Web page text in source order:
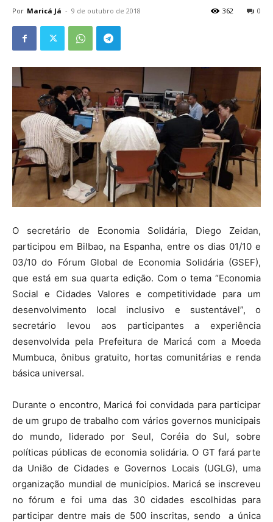
Por Maricá Já - 9 de outubro de 2018 0
362
O secretário de Economia Solidária, Diego Zeidan,
participou em Bilbao, na Espanha, entre os dias 01/10 e
03/10 do Fórum Global de Economia Solidária (GSEF),
que está em sua quarta edição. Com o tema “Economia
Social e Cidades Valores e competitividade para um
desenvolvimento local inclusivo e sustentável”, o
secretário levou aos participantes a experiência
desenvolvida pela Prefeitura de Maricá com a Moeda
Mumbuca, ônibus gratuito, hortas comunitárias e renda
básica universal.
Durante o encontro, Maricá foi convidada para participar
de um grupo de trabalho com vários governos municipais
do mundo, liderado por Seul, Coréia do Sul, sobre
políticas públicas de economia solidária. O GT fará parte
da União de Cidades e Governos Locais (UGLG), uma
organização mundial de municípios. Maricá se inscreveu
no fórum e foi uma das 30 cidades escolhidas para
participar dentre mais de 500 inscritas, sendo a única